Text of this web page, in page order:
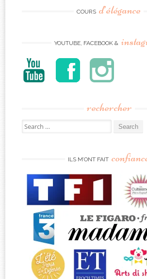
COURS d’élégance
YOUTUBE, FACEBOOK &
rechercher
Search
for:
ILS M’ONT FAIT